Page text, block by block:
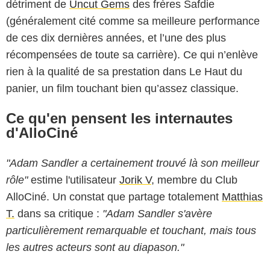
détriment de Uncut Gems des frères Safdie
(généralement cité comme sa meilleure performance
de ces dix dernières années, et l’une des plus
récompensées de toute sa carrière). Ce qui n’enlève
rien à la qualité de sa prestation dans Le Haut du
panier, un film touchant bien qu’assez classique.
Ce qu'en pensent les internautes
d'AlloCiné
"Adam Sandler a certainement trouvé là son meilleur
rôle"estime l'utilisateur Jorik V, membre du Club
AlloCiné. Un constat que partage totalement Matthias
T. dans sa critique : "Adam Sandler s'avère
particulièrement remarquable et touchant, mais tous
les autres acteurs sont au diapason."